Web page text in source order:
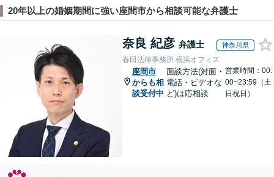
20年以上の婚姻期間に強い座間市から相談可能な弁護士
奈良 紀彦 弁護士 神奈川県
春田法律事務所 横浜オフィス
座間市
からも相
談受付中
面談方法(対面・
電話・ビデオな
ど)は応相談
営業時間：00:
00~23:59（土
日祝日）